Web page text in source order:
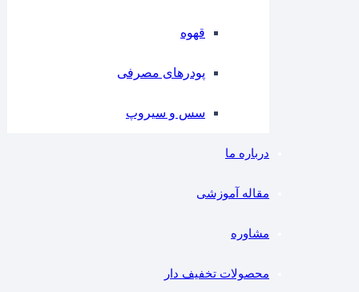
قهوه
پودرهای مصرفی
سس و سیروپ
درباره ما
مقاله آموزشی
مشاوره
محصولات تخفیف دار